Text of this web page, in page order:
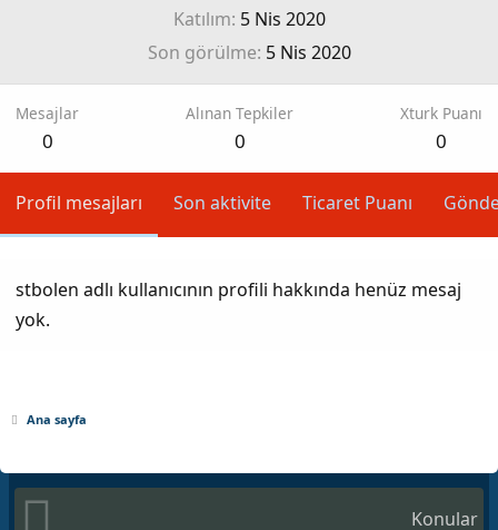
Katılım 5 Nis 2020
Son görülme 5 Nis 2020
Mesajlar
0
Alınan Tepkiler
0
Xturk Puanı
0
Profil mesajları Son aktivite Ticaret Puanı
stbolen adlı kullanıcının profili hakkında henüz mesaj
yok.
Ana sayfa
Konular